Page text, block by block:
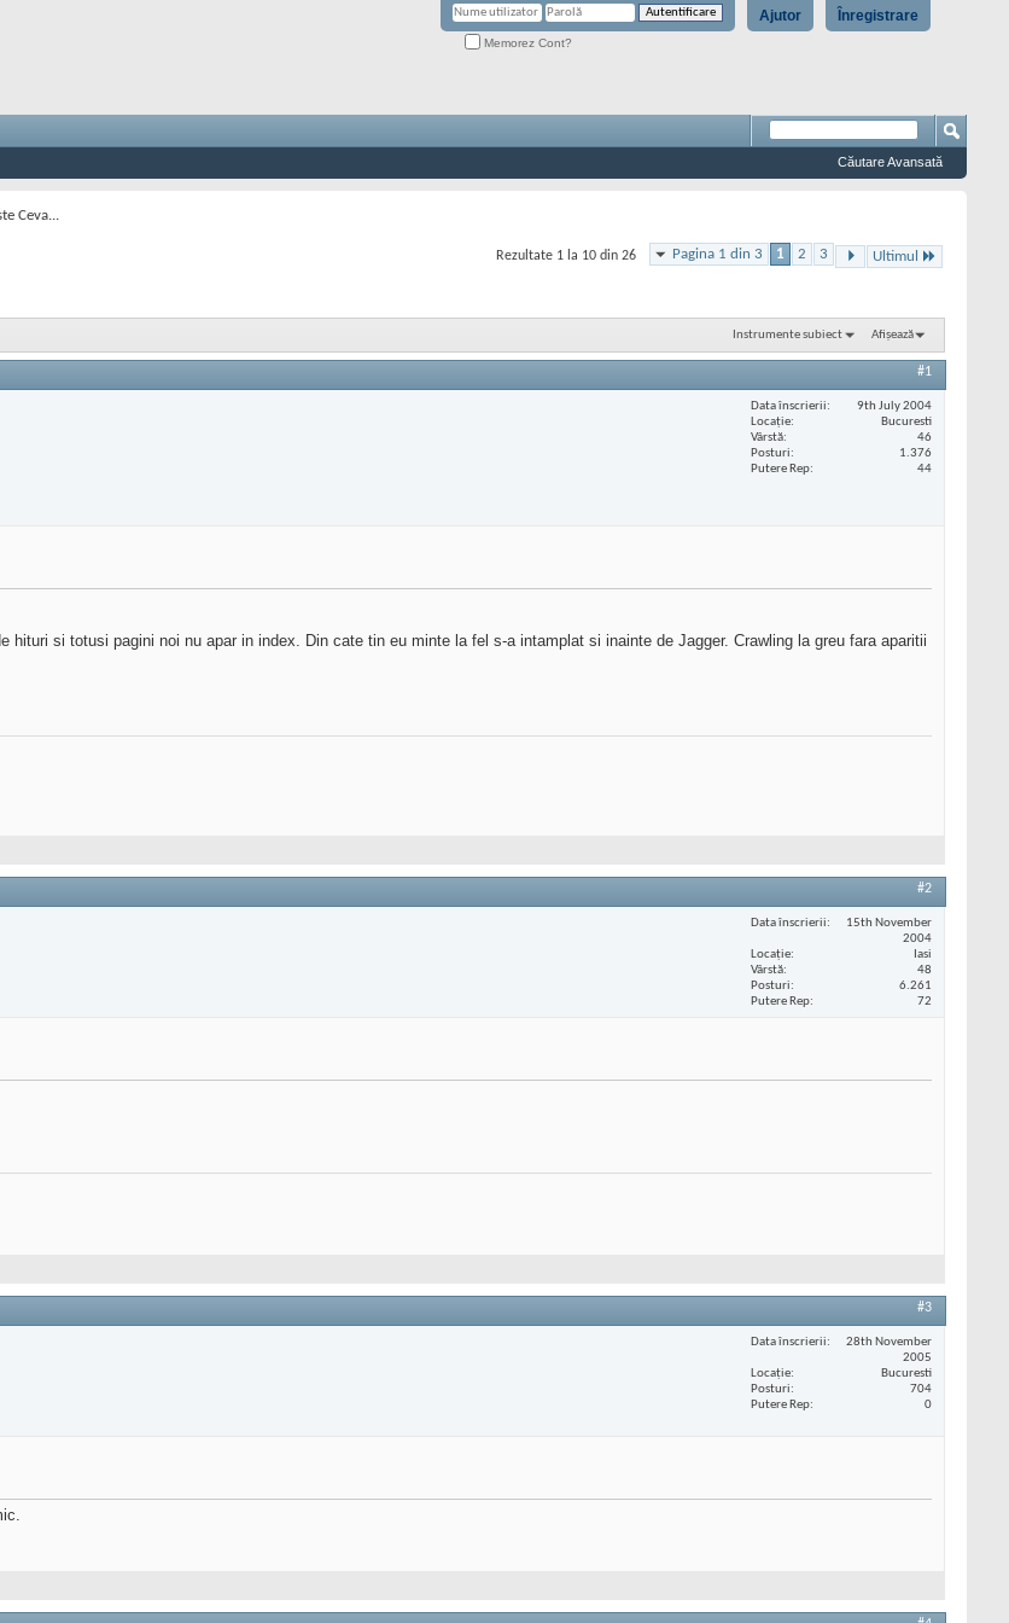
Înregistrare
Ajutor
Memorez Cont?
Căutare Avansată
Ceva...
Pagina 1 din 3 1 2 3 Ultimul
Rezultate 1 la 10 din 26
Instrumente subiect Afișează
#1
Data înscrierii
9th July 2004
Locaţie
Bucuresti
Vârstă
46
Posturi
1.376
Putere Rep
44
si totusi pagini noi nu apar in index. Din cate tin eu minte la fel s-a intamplat si inainte de Jagger. Crawling la greu fara aparitii
#2
Data înscrierii
15th November
2004
Locaţie
Iasi
Vârstă
48
Posturi
6.261
Putere Rep
72
#3
Data înscrierii
28th November
2005
Locaţie
Bucuresti
Posturi
704
Putere Rep
0